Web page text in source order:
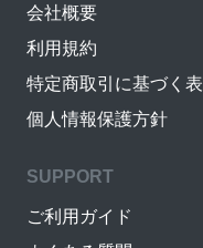
会社概要
利用規約
特定商取引に基づく
個人情報保護方針
SUPPORT
ご利用ガイド